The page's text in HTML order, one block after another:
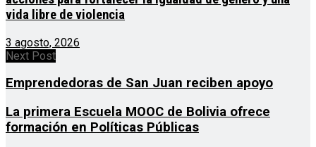
vida libre de violencia
3 agosto, 2026
Next Post
Emprendedoras de San Juan reciben apoyo
La primera Escuela MOOC de Bolivia ofrece
formación en Políticas Públicas